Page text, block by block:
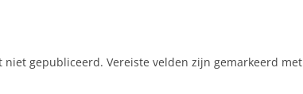
niet gepubliceerd. Vereiste velden zijn gemarkeerd met